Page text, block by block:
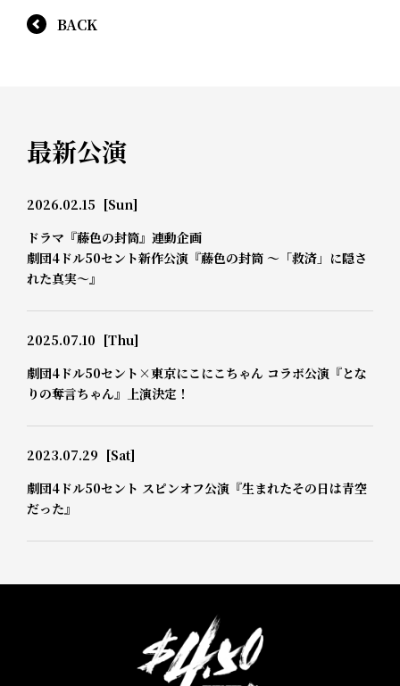
BACK
最新公演
2026.02.15 [Sun]
ドラマ『藤色の封筒』連動企画
劇団4ドル50セント新作公演『藤色の封筒 ～「救済」に隠さ
れた真実～』
2025.07.10 [Thu]
劇団4ドル50セント×東京にこにこちゃん コラボ公演『とな
りの奪言ちゃん』上演決定！
2023.07.29 [Sat]
劇団4ドル50セント スピンオフ公演『生まれたその日は青空
だった』